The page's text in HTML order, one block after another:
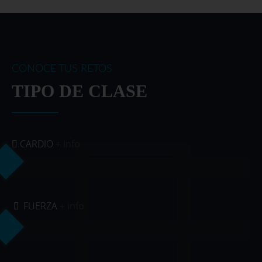
CONOCE TUS RETOS
TIPO DE CLASE
CARDIO
FUERZA